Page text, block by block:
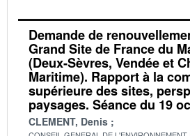
Demande de
Grand Site de France du
(Deux-Sèvres, Vendée et
Maritime). Rapport à la
supérieure des sites,
paysages. Séance du 19
CLEMENT, Denis